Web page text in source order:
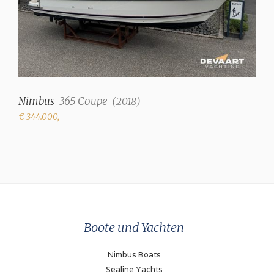
Nimbus 365 Coupe (2018)
€ 344.000,--
Boote und Yachten
Nimbus Boats
Sealine Yachts